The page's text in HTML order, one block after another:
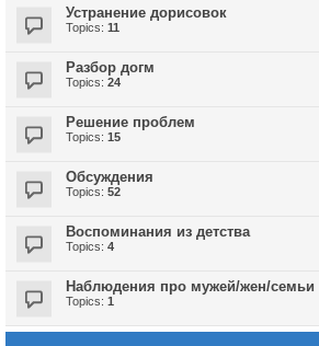
Устранение дорисовок
Topics: 11
Разбор догм
Topics: 24
Решение проблем
Topics: 15
Обсуждения
Topics: 52
Воспоминания из детства
Topics: 4
Наблюдения про мужей/жен/семьи
Topics: 1